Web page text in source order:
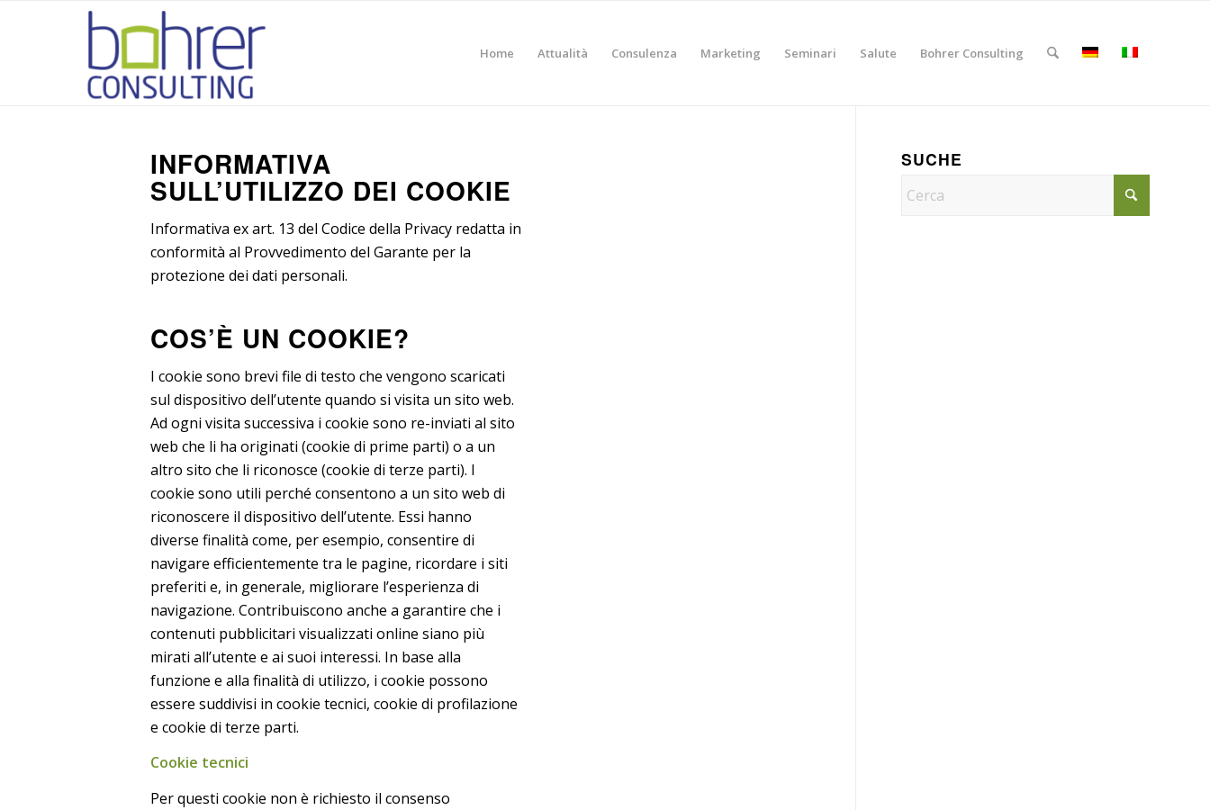
Home Attualità Consulenza Marketing Seminari Salute Bohrer Consulting
INFORMATIVA
SULL’UTILIZZO DEI COOKIE
Informativa ex art. 13 del Codice della Privacy redatta in
conformità al Provvedimento del Garante per la
protezione dei dati personali.
COS’È UN COOKIE?
I cookie sono brevi file di testo che vengono scaricati
sul dispositivo dell’utente quando si visita un sito web.
Ad ogni visita successiva i cookie sono re-inviati al sito
web che li ha originati (cookie di prime parti) o a un
altro sito che li riconosce (cookie di terze parti). I
cookie sono utili perché consentono a un sito web di
riconoscere il dispositivo dell’utente. Essi hanno
diverse finalità come, per esempio, consentire di
navigare efficientemente tra le pagine, ricordare i siti
preferiti e, in generale, migliorare l’esperienza di
navigazione. Contribuiscono anche a garantire che i
contenuti pubblicitari visualizzati online siano più
mirati all’utente e ai suoi interessi. In base alla
funzione e alla finalità di utilizzo, i cookie possono
essere suddivisi in cookie tecnici, cookie di profilazione
e cookie di terze parti.
Cookie tecnici
Per questi cookie non è richiesto il consenso
SUCHE